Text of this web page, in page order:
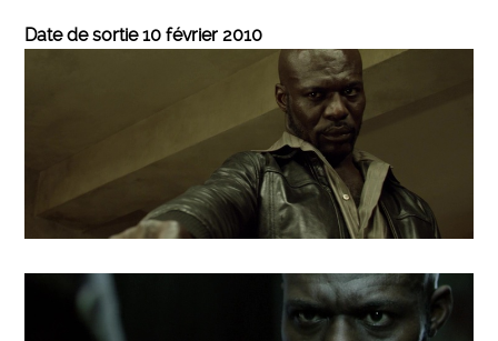
Date de sortie 10 février 2010